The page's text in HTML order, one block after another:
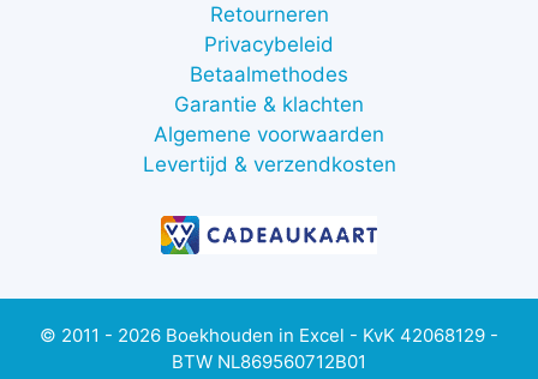
Retourneren
Privacybeleid
Betaalmethodes
Garantie & klachten
Algemene voorwaarden
Levertijd & verzendkosten
© 2011 - 2026 Boekhouden in Excel - KvK 42068129 -
BTW NL869560712B01
7,00
btw
incl.
Toevoegen aan winkelwagen